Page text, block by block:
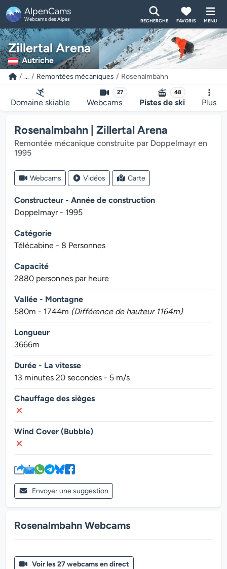
AlpenCams
Webcams des Alpes RECHERCHE FAVORIS MENU
Zillertal Arena
Autriche
... Remontées mécaniques Rosenalmbahn
Domaine skiable
27
Webcams
48
Pistes de ski Plus
Rosenalmbahn | Zillertal Arena
Remontée mécanique construite par Doppelmayr en
1995
Webcams Vidéos Carte
Constructeur - Année de construction
Doppelmayr - 1995
Catégorie
Télécabine - 8 Personnes
Capacité
2880 personnes par heure
Vallée - Montagne
580m - 1744m (Différence de hauteur 1164m)
Longueur
3666m
Durée - La vitesse
13 minutes 20 secondes - 5 m/s
Chauffage des sièges
Wind Cover (Bubble)
Envoyer une suggestion
Rosenalmbahn Webcams
Voir les 27 webcams en direct